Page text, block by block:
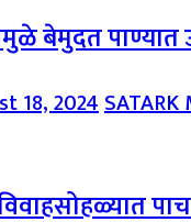
बेमुदत पाण्यात
18, 2024